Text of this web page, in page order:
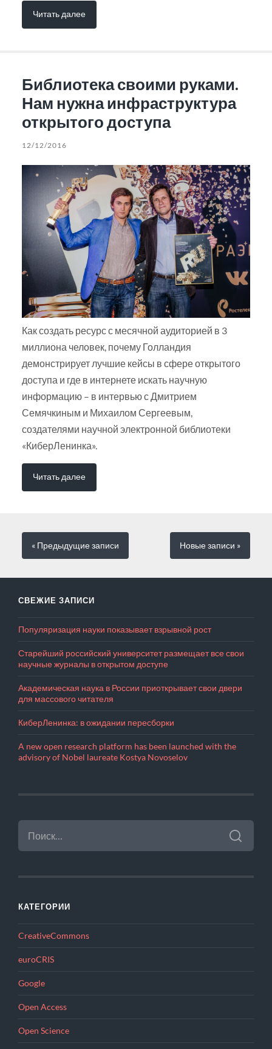
Читать далее
Библиотека своими руками.
Нам нужна инфраструктура
открытого доступа
12/12/2016
Как создать ресурс с месячной аудиторией в 3
миллиона человек, почему Голландия
демонстрирует лучшие кейсы в сфере открытого
доступа и где в интернете искать научную
информацию – в интервью с Дмитрием
Семячкиным и Михаилом Сергеевым,
создателями научной электронной библиотеки
«КиберЛенинка».
Читать далее
« Предыдущиезаписи Новыезаписи »
СВЕЖИЕ ЗАПИСИ
Популяризация науки показывает взрывной рост
Старейший российский университет размещает все свои
научные журналы в открытом доступе
Академическая наука в России приоткрывает свои двери
для массового читателя
КиберЛенинка: в ожидании пересборки
A new open research platform has been launched with the
advisory of Nobel laureate Kostya Novoselov
НАЙТИ:
КАТЕГОРИИ
CreativeCommons
euroCRIS
Google
Open Access
Open Science